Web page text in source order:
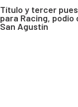
Título y tercer
para Racing, podio
San Agustín